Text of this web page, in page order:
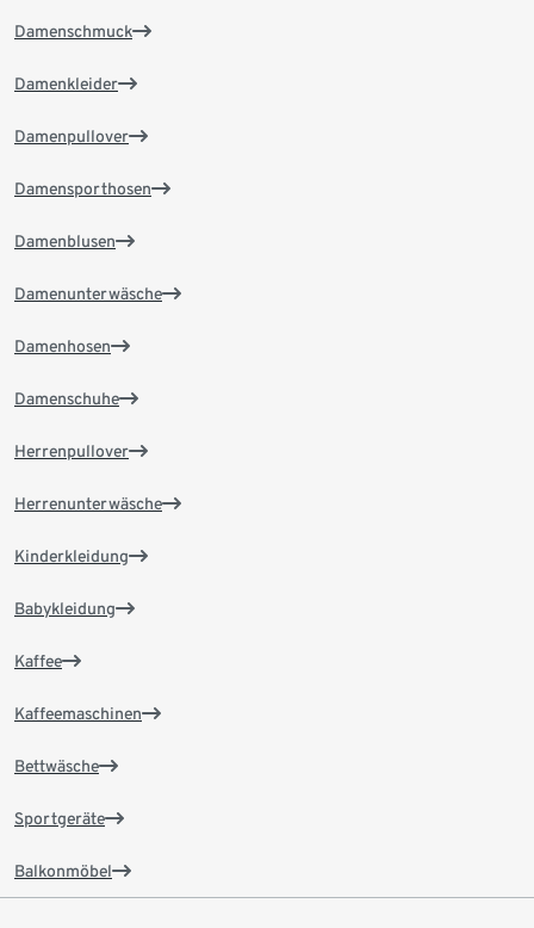
Damenschmuck
Damenkleider
Damenpullover
Damensporthosen
Damenblusen
Damenunterwäsche
Damenhosen
Damenschuhe
Herrenpullover
Herrenunterwäsche
Kinderkleidung
Babykleidung
Kaffee
Kaffeemaschinen
Bettwäsche
Sportgeräte
Balkonmöbel